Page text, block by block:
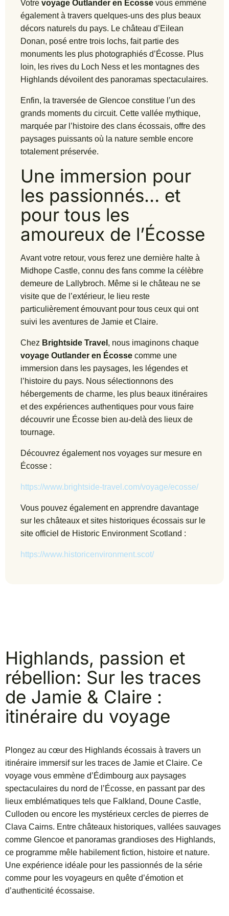
Votre voyage Outlander en Écosse vous emmène
également à travers quelques-uns des plus beaux
décors naturels du pays. Le château d’Eilean
Donan, posé entre trois lochs, fait partie des
monuments les plus photographiés d’Écosse. Plus
loin, les rives du Loch Ness et les montagnes des
Highlands dévoilent des panoramas spectaculaires.
Enfin, la traversée de Glencoe constitue l’un des
grands moments du circuit. Cette vallée mythique,
marquée par l’histoire des clans écossais, offre des
paysages puissants où la nature semble encore
totalement préservée.
Une immersion pour
les passionnés… et
pour tous les
amoureux de l’Écosse
Avant votre retour, vous ferez une dernière halte à
Midhope Castle, connu des fans comme la célèbre
demeure de Lallybroch. Même si le château ne se
visite que de l’extérieur, le lieu reste
particulièrement émouvant pour tous ceux qui ont
suivi les aventures de Jamie et Claire.
Chez Brightside Travel , nous imaginons chaque
voyage Outlander en Écosse comme une
immersion dans les paysages, les légendes et
l’histoire du pays. Nous sélectionnons des
hébergements de charme, les plus beaux itinéraires
et des expériences authentiques pour vous faire
découvrir une Écosse bien au-delà des lieux de
tournage.
Découvrez également nos voyages sur mesure en
Écosse :
https://www.brightside-travel.com/voyage/ecosse/
Vous pouvez également en apprendre davantage
sur les châteaux et sites historiques écossais sur le
site officiel de Historic Environment Scotland :
https://www.historicenvironment.scot/
Highlands, passion et
rébellion: Sur les traces
de Jamie & Claire :
itinéraire du voyage
Plongez au cœur des Highlands écossais à travers un
itinéraire immersif sur les traces de Jamie et Claire. Ce
voyage vous emmène d’Édimbourg aux paysages
spectaculaires du nord de l’Écosse, en passant par des
lieux emblématiques tels que Falkland, Doune Castle,
Culloden ou encore les mystérieux cercles de pierres de
Clava Cairns. Entre châteaux historiques, vallées sauvages
comme Glencoe et panoramas grandioses des Highlands,
ce programme mêle habilement fiction, histoire et nature.
Une expérience idéale pour les passionnés de la série
comme pour les voyageurs en quête d’émotion et
d’authenticité écossaise.